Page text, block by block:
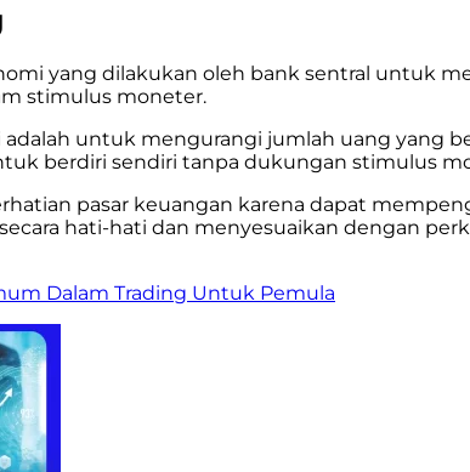
yang dilakukan oleh bank sentral untuk
stimulus moneter.
untuk mengurangi jumlah uang yang
berdiri sendiri tanpa dukungan stimulus
pasar keuangan karena dapat
hati-hati dan menyesuaikan dengan
Dalam Trading Untuk Pemula